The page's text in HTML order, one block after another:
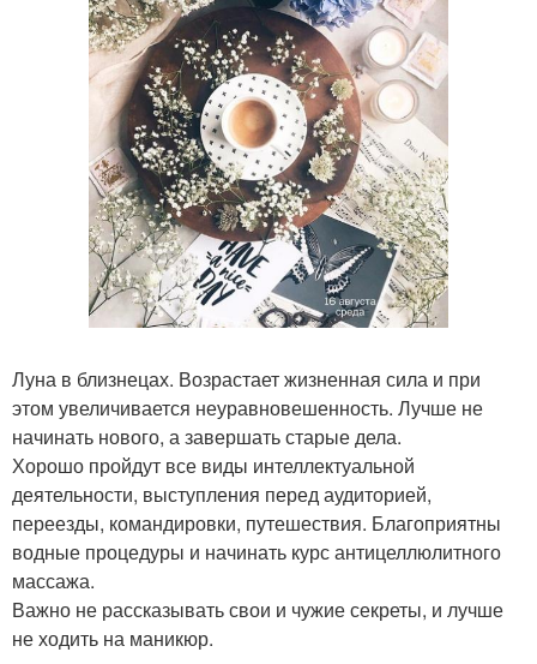
Луна в близнецах. Возрастает жизненная сила и при
этом увеличивается неуравновешенность. Лучше не
начинать нового, а завершать старые дела.
Хорошо пройдут все виды интеллектуальной
деятельности, выступления перед аудиторией,
переезды, командировки, путешествия. Благоприятны
водные процедуры и начинать курс антицеллюлитного
массажа.
Важно не рассказывать свои и чужие секреты, и лучше
не ходить на маникюр.